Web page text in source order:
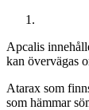
Apcalis
kan övervägas
Atarax som
som hämmar